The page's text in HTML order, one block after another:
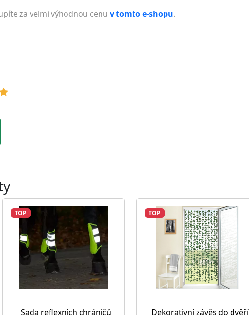
za velmi výhodnou cenu v tomto e-shopu.
TOP
Sada reflexních chráničů
TOP
Dekorativní závěs do dvěří